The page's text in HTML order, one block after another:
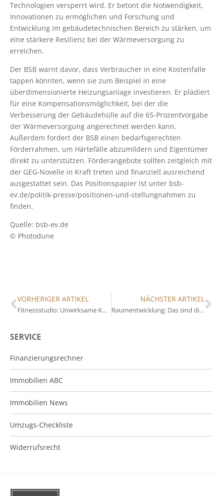
SERVICE
Finanzierungsrechner
Immobilien ABC
Immobilien News
Umzugs-Checkliste
Widerrufsrecht
Technologien versperrt wird. Er betont die Notwendigkeit,
Innovationen zu ermöglichen und Forschung und
Entwicklung im gebäudetechnischen Bereich zu stärken, um
eine stärkere Resilienz bei der Wärmeversorgung zu
erreichen.
Der BSB warnt davor, dass Verbraucher in eine Kostenfalle
tappen könnten, wenn sie zum Beispiel in eine
überdimensionierte Heizungsanlage investieren. Er plädiert
für eine Kompensationsmöglichkeit, bei der die
Verbesserung der Gebäudehülle auf die 65-Prozentvorgabe
der Wärmeversorgung angerechnet werden kann.
Außerdem fordert der BSB einen bedarfsgerechten
Förderrahmen, um Härtefälle abzumildern und Eigentümer
direkt zu unterstützen. Förderangebote sollten zeitgleich mit
der GEG-Novelle in Kraft treten und finanziell ausreichend
ausgestattet sein. Das Positionspapier ist unter bsb-
ev.de/politik-presse/positionen-und-stellungnahmen zu
finden.
Quelle: bsb-ev.de
© Photodune
VORHERIGER ARTIKEL
Fitnessstudio: Unwirksame Kündigung wegen Corona-Maßnahmen
NÄCHSTER ARTIKEL
Raumentwicklung: Das sind die Herausforderungen